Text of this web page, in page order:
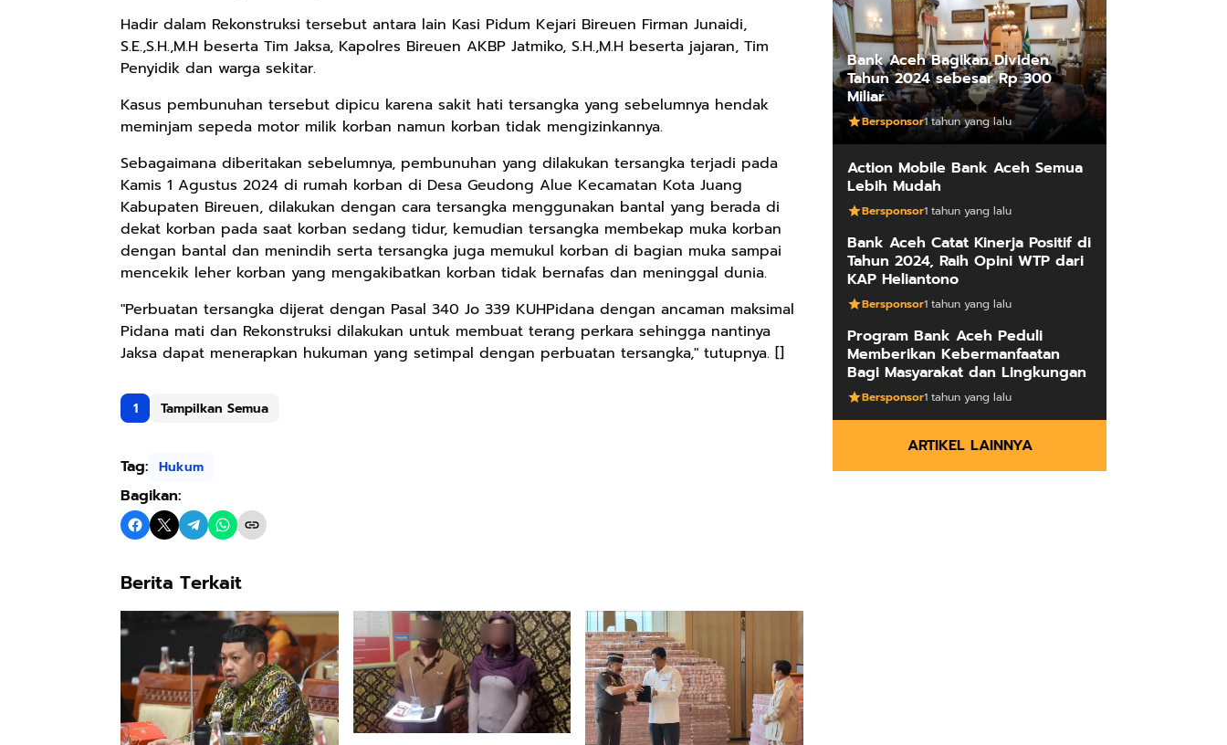
Hadir dalam Rekonstruksi tersebut antara lain Kasi Pidum Kejari Bireuen Firman Junaidi,
S.E.,S.H.,M.H beserta Tim Jaksa, Kapolres Bireuen AKBP Jatmiko, S.H.,M.H beserta jajaran, Tim
Penyidik dan warga sekitar.
Kasus pembunuhan tersebut dipicu karena sakit hati tersangka yang sebelumnya hendak
meminjam sepeda motor milik korban namun korban tidak mengizinkannya.
Sebagaimana diberitakan sebelumnya, pembunuhan yang dilakukan tersangka terjadi pada
Kamis 1 Agustus 2024 di rumah korban di Desa Geudong Alue Kecamatan Kota Juang
Kabupaten Bireuen, dilakukan dengan cara tersangka menggunakan bantal yang berada di
dekat korban pada saat korban sedang tidur, kemudian tersangka membekap muka korban
dengan bantal dan menindih serta tersangka juga memukul korban di bagian muka sampai
mencekik leher korban yang mengakibatkan korban tidak bernafas dan meninggal dunia.
"Perbuatan tersangka dijerat dengan Pasal 340 Jo 339 KUHPidana dengan ancaman maksimal
Pidana mati dan Rekonstruksi dilakukan untuk membuat terang perkara sehingga nantinya
Jaksa dapat menerapkan hukuman yang setimpal dengan perbuatan tersangka," tutupnya. []
1 Tampilkan Semua
Tag: Hukum
Bagikan:
Berita Terkait
Bank Aceh Bagikan Dividen
Tahun 2024 sebesar Rp 300
Miliar
Bersponsor1 tahun yang lalu
Action Mobile Bank Aceh Semua
Lebih Mudah
Bersponsor1 tahun yang lalu
Bank Aceh Catat Kinerja Positif di
Tahun 2024, Raih Opini WTP dari
KAP Heliantono
Bersponsor1 tahun yang lalu
Program Bank Aceh Peduli
Memberikan Kebermanfaatan
Bagi Masyarakat dan Lingkungan
Bersponsor1 tahun yang lalu
ARTIKEL LAINNYA